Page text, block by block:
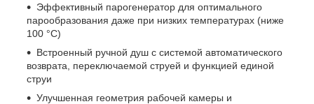
Эффективный парогенератор для оптимального
парообразования даже при низких температурах (ниже
100 °C)
Встроенный ручной душ с системой автоматического
возврата, переключаемой струей и функцией единой
струи
Улучшенная геометрия рабочей камеры и